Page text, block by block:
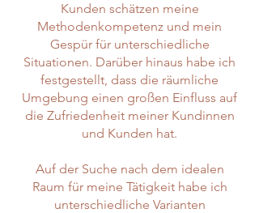
Kunden schätzen meine
Methodenkompetenz und mein
Gespür für unterschiedliche
Situationen. Darüber hinaus habe ich
festgestellt, dass die räumliche
Umgebung einen großen Einfluss auf
die Zufriedenheit meiner Kundinnen
und Kunden hat.
Auf der Suche nach dem idealen
Raum für meine Tätigkeit habe ich
unterschiedliche Varianten